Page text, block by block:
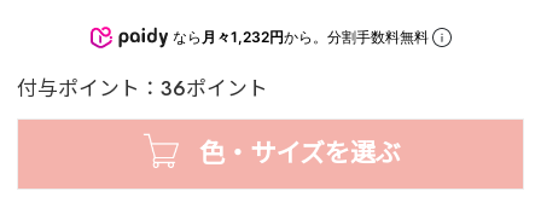
なら 月々1,232円から。分割手数料無料
付与ポイント：36ポイント
色・サイズを選ぶ